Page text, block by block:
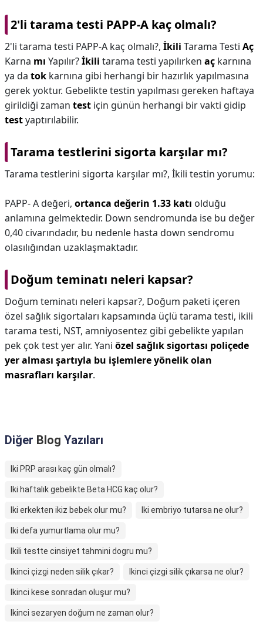
2'li tarama testi PAPP-A kaç olmalı?
2'li tarama testi PAPP-A kaç olmalı?, İkili Tarama Testi Aç
Karna mı Yapılır?İkili tarama testi yapılırken aç karnına
ya da tok karnına gibi herhangi bir hazırlık yapılmasına
gerek yoktur. Gebelikte testin yapılması gereken haftaya
girildiği zaman test için günün herhangi bir vakti gidip
testyaptırılabilir.
Tarama testlerini sigorta karşılar mı?
Tarama testlerini sigorta karşılar mı?, İkili testin yorumu:
PAPP- A değeri, ortanca değerin 1.33 katı olduğu
anlamına gelmektedir. Down sendromunda ise bu değer
0,40 civarındadır, bu nedenle hasta down sendromu
olasılığından uzaklaşmaktadır.
Doğum teminatı neleri kapsar?
Doğum teminatı neleri kapsar?, Doğum paketi içeren
özel sağlık sigortaları kapsamında üçlü tarama testi, ikili
tarama testi, NST, amniyosentez gibi gebelikte yapılan
pek çok test yer alır. Yani özel sağlık sigortası poliçede
yer alması şartıyla bu işlemlere yönelik olan
masrafları karşılar.
Diğer Blog Yazıları
Iki PRP arası kaç gün olmalı?
Iki haftalık gebelikte Beta HCG kaç olur?
Iki erkekten ikiz bebek olur mu? Iki embriyo tutarsa ne olur?
Iki defa yumurtlama olur mu?
Ikili testte cinsiyet tahmini dogru mu?
Ikinci çizgi neden silik çıkar? Ikinci çizgi silik çıkarsa ne olur?
Ikinci kese sonradan oluşur mu?
Ikinci sezaryen doğum ne zaman olur?